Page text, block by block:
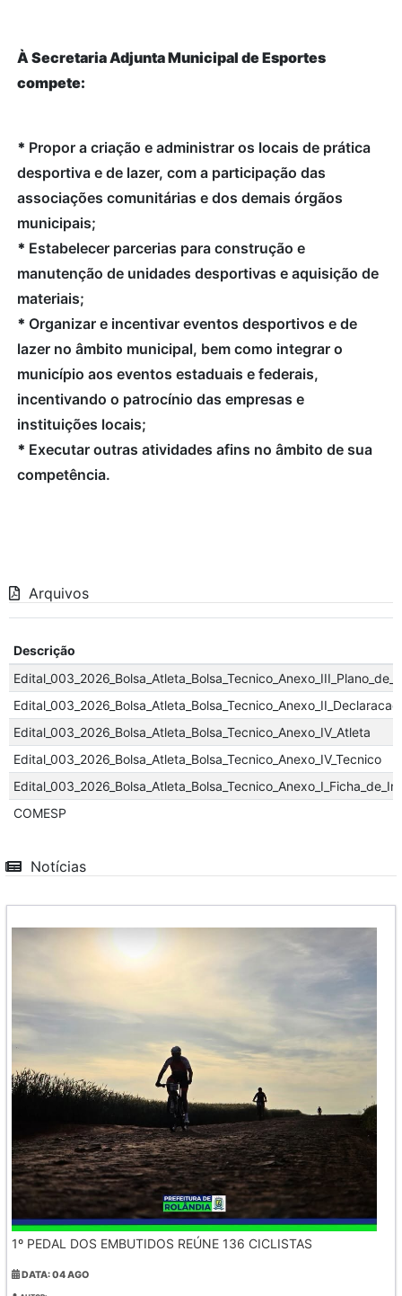
À Secretaria Adjunta Municipal de Esportes
compete:
* Propor a criação e administrar os locais de prática
desportiva e de lazer, com a participação das
associações comunitárias e dos demais órgãos
municipais;
* Estabelecer parcerias para construção e
manutenção de unidades desportivas e aquisição de
materiais;
* Organizar e incentivar eventos desportivos e de
lazer no âmbito municipal, bem como integrar o
município aos eventos estaduais e federais,
incentivando o patrocínio das empresas e
instituições locais;
* Executar outras atividades afins no âmbito de sua
competência.
Arquivos
Descrição
Edital_003_2026_Bolsa_Atleta_Bolsa_Tecnico_Anexo_IV_Atleta
Edital_003_2026_Bolsa_Atleta_Bolsa_Tecnico_Anexo_IV_Tecnico
COMESP
Notícias
1º PEDAL DOS EMBUTIDOS REÚNE 136 CICLISTAS
DATA: 04 AGO